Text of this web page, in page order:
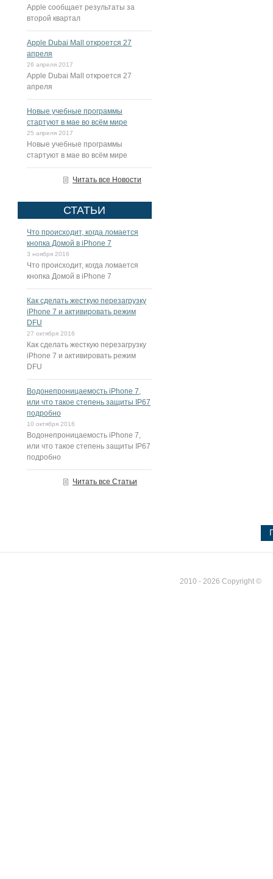
Apple сообщает результаты за
второй квартал
Apple Dubai Mall откроется 27
апреля
26 апреля 2017
Apple Dubai Mall откроется 27
апреля
Новые учебные программы
стартуют в мае во всём мире
25 апреля 2017
Новые учебные программы
стартуют в мае во всём мире
Читать все Новости
СТАТЬИ
Что происходит, когда ломается
кнопка Домой в iPhone 7
3 ноября 2016
Что происходит, когда ломается
кнопка Домой в iPhone 7
Как сделать жесткую перезагрузку
iPhone 7 и активировать режим
DFU
27 октября 2016
Как сделать жесткую перезагрузку
iPhone 7 и активировать режим
DFU
Водонепроницаемость iPhone 7,
или что такое степень защиты IP67
подробно
10 октября 2016
Водонепроницаемость iPhone 7,
или что такое степень защиты IP67
подробно
Читать все Статьи
2010 - 2026 Copyright ©